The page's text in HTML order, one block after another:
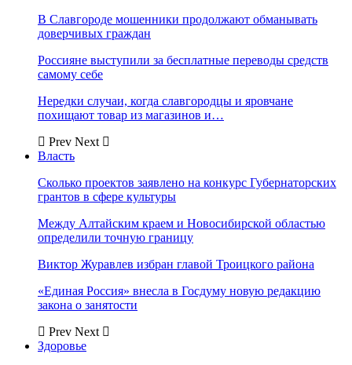
В Славгороде мошенники продолжают обманывать
доверчивых граждан
Россияне выступили за бесплатные переводы средств
самому себе
Нередки случаи, когда славгородцы и яровчане
похищают товар из магазинов и…
Prev Next
Власть
Сколько проектов заявлено на конкурс Губернаторских
грантов в сфере культуры
Между Алтайским краем и Новосибирской областью
определили точную границу
Виктор Журавлев избран главой Троицкого района
«Единая Россия» внесла в Госдуму новую редакцию
закона о занятости
Prev Next
Здоровье